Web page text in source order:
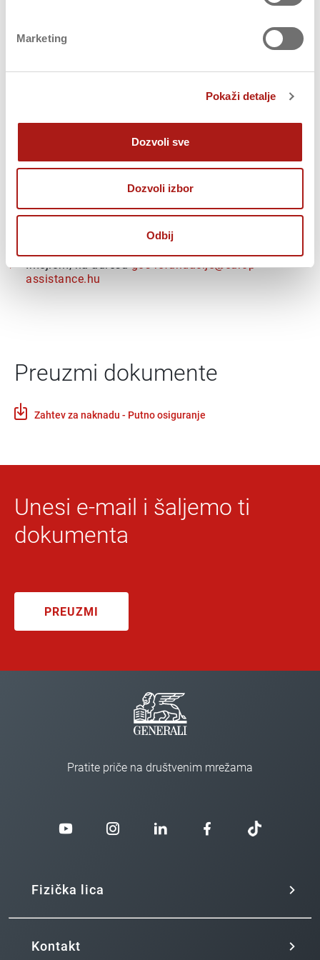
Marketing
Pokaži detalje
Dozvoli sve
Dozvoli izbor
Odbij
Medicinski izveštaj, koji sadrži dijagnozu i opis
medicinskog tretmana;
Osiguravač zadržava parvo da traži dodatnu
dokumentacija ukoliko je ona neophodna za procenu
osnovanosti zahteva za naknadu.
Kompletiranu dokumentaciju, po povratku u Srbiju,
možete da podnesete na sledeće načine:
Imejlom, na adresugos-refundacije@europ-
assistance.hu
Preuzmi dokumente
Zahtev za naknadu - Putno osiguranje
Unesi e-mail i šaljemo ti
dokumenta
PREUZMI
Pratite priče na društvenim mrežama
Fizička lica
Kontakt